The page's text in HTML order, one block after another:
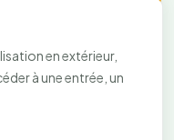
en extérieur,
à une entrée, un